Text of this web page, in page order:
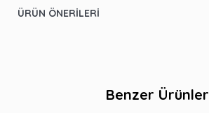
ÜRÜN ÖNERILERI
Benzer Ürünler